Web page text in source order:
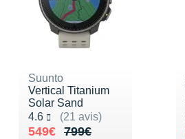
Suunto
Vertical Titanium
Solar Sand
4.6
(21 avis)
Noté 4.6 sur 5
799€
Au lieu de 799€
549€
Vendu 549€